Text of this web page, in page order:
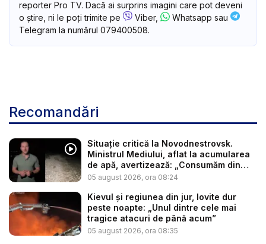
reporter Pro TV. Dacă ai surprins imagini care pot deveni
o știre, ni le poți trimite pe
Viber,
Whatsapp sau
Telegram la numărul 079400508.
Recomandări
Situație critică la Novodnestrovsk.
Ministrul Mediului, aflat la acumularea
de apă, avertizează: „Consumăm din
re...
05 august 2026, ora 08:24
Kievul și regiunea din jur, lovite dur
peste noapte: „Unul dintre cele mai
tragice atacuri de până acum”
05 august 2026, ora 08:35